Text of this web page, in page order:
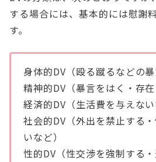
する場合には、基本的には慰謝
す。
身体的DV（殴る蹴るなどの暴
精神的DV（暴言をはく・存在
経済的DV（生活費を与えない
社会的DV（外出を禁止する
いなど）
性的DV（性交渉を強制する